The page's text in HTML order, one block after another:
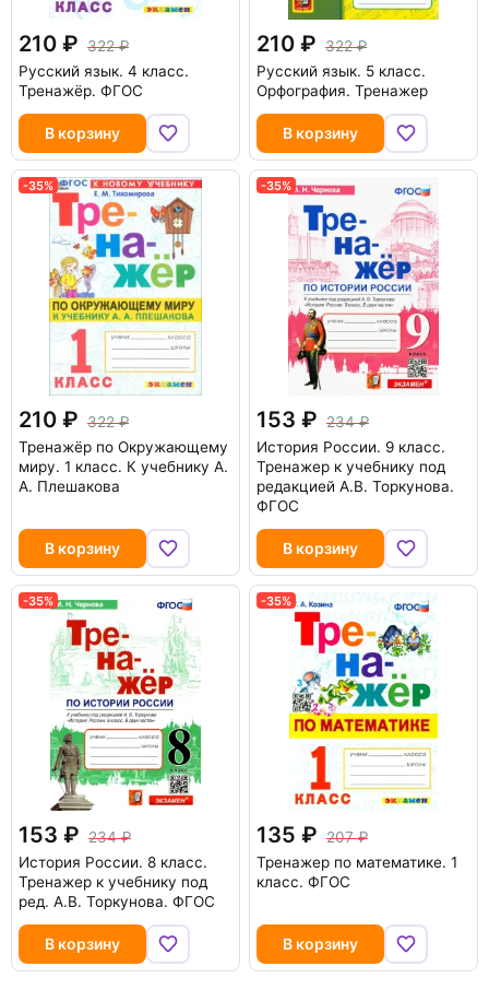
210
322
Русский язык. 4 класс.
Тренажёр. ФГОС
В корзину
210
322
Русский язык. 5 класс.
Орфография. Тренажер
В корзину
-35%
210
322
Тренажёр по Окружающему
миру. 1 класс. К учебнику А.
А. Плешакова
В корзину
-35%
153
234
История России. 9 класс.
Тренажер к учебнику под
редакцией А.В. Торкунова.
ФГОС
В корзину
-35%
153
234
История России. 8 класс.
Тренажер к учебнику под
ред. А.В. Торкунова. ФГОС
В корзину
-35%
135
207
Тренажер по математике. 1
класс. ФГОС
В корзину